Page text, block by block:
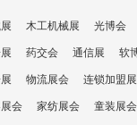
木工机械展 光博会
药交会 通信展 软
物流展会 连锁加盟
会 家纺展会 童装展会